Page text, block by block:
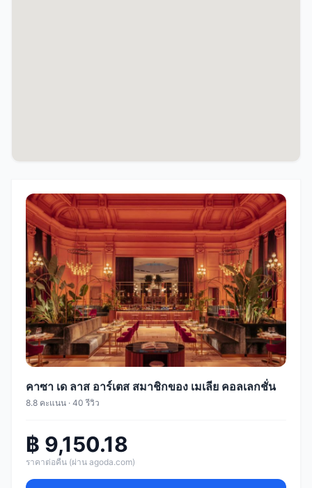
คาซา เด ลาส อาร์เตส สมาชิกของ เมเลีย คอลเลกชั่น
8.8 คะแนน · 40 รีวิว
฿ 9,150.18
ราคาต่อคืน (ผ่าน agoda.com)